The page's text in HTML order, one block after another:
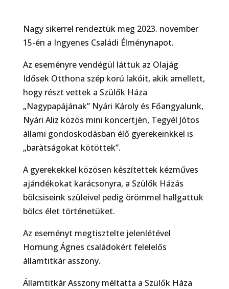
Nagy sikerrel rendeztük meg 2023. november
15-én a Ingyenes Családi Élménynapot.
Az eseményre vendégül láttuk az Olajág
Idősek Otthona szép korú lakóit, akik amellett,
hogy részt vettek a Szülők Háza
„Nagypapájának” Nyári Károly és Főangyalunk,
Nyári Aliz közös mini koncertjèn, Tegyél Jótos
állami gondoskodásban élő gyerekeinkkel is
„baràtságokat kötöttek”.
A gyerekekkel közösen készítettek kézműves
ajándékokat karácsonyra, a Szülők Házás
bölcsiseink szüleivel pedig örömmel hallgattuk
bölcs élet történetüket.
Az eseményt megtisztelte jelenlétével
Hornung Ágnes családokért felelelős
államtitkár asszony.
Államtitkár Asszony méltatta a Szülők Háza